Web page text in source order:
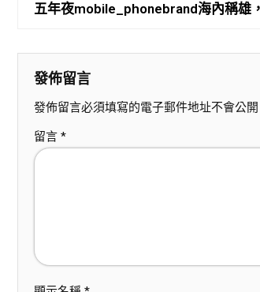
五年夜mobile_phonebrand海內稱雄
發佈留言
發佈留言必須填寫的電子郵件地址不會公開
留言 *